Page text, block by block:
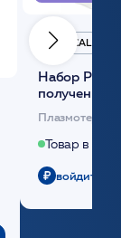
MEDICAL CASE
Набор Plasmoactive Стандарт для
получения
плазмы
Товар в
войдите